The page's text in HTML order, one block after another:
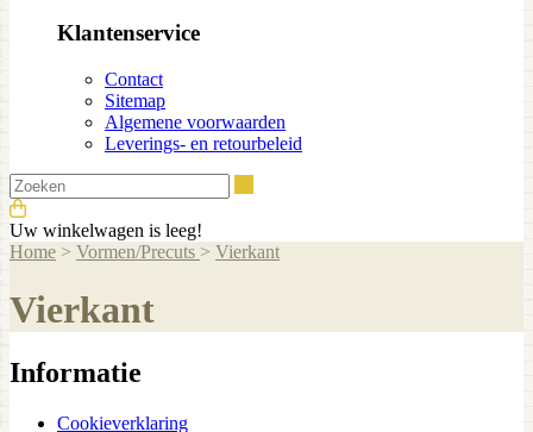
Klantenservice
Contact
Sitemap
Algemene voorwaarden
Leverings- en retourbeleid
Uw winkelwagen is leeg!
Home > Vormen/Precuts > Vierkant
Vierkant
Informatie
Cookieverklaring